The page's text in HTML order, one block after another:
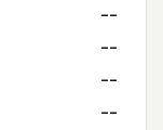
--
--
--
--